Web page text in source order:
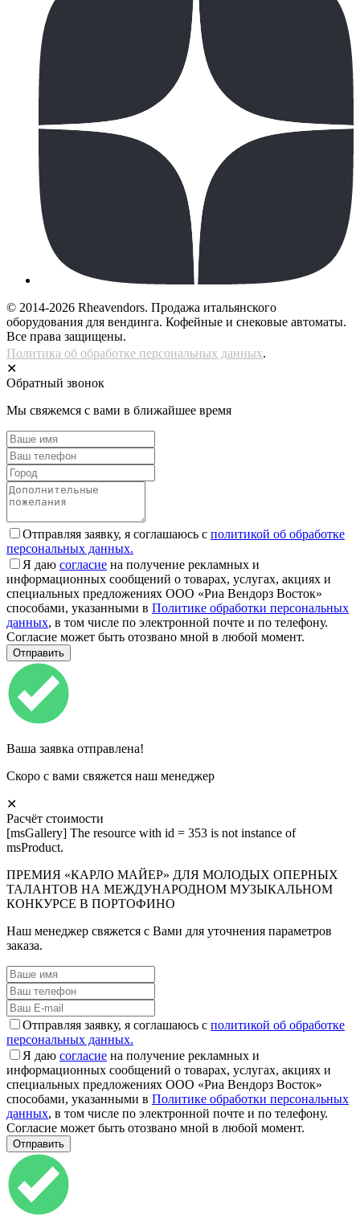
© 2014-2026 Rheavendors. Продажа итальянского
оборудования для вендинга. Кофейные и снековые автоматы.
Все права защищены.
Политика об обработке персональных данных.
✕
Обратный звонок
Мы свяжемся с вами в ближайшее время
Отправляя заявку, я соглашаюсь с политикой об обработке
персональных данных.
Я даю согласие на получение рекламных и
информационных сообщений о товарах, услугах, акциях и
специальных предложениях ООО «Риа Вендорз Восток»
способами, указанными в Политике обработки персональных
данных, в том числе по электронной почте и по телефону.
Согласие может быть отозвано мной в любой момент.
Ваша заявка отправлена!
Скоро с вами свяжется наш менеджер
✕
Расчёт стоимости
[msGallery] The resource with id = 353 is not instance of
msProduct.
ПРЕМИЯ «КАРЛО МАЙЕР» ДЛЯ МОЛОДЫХ ОПЕРНЫХ
ТАЛАНТОВ НА МЕЖДУНАРОДНОМ МУЗЫКАЛЬНОМ
КОНКУРСЕ В ПОРТОФИНО
Наш менеджер свяжется с Вами для уточнения параметров
заказа.
Отправляя заявку, я соглашаюсь с политикой об обработке
персональных данных.
Я даю согласие на получение рекламных и
информационных сообщений о товарах, услугах, акциях и
специальных предложениях ООО «Риа Вендорз Восток»
способами, указанными в Политике обработки персональных
данных, в том числе по электронной почте и по телефону.
Согласие может быть отозвано мной в любой момент.